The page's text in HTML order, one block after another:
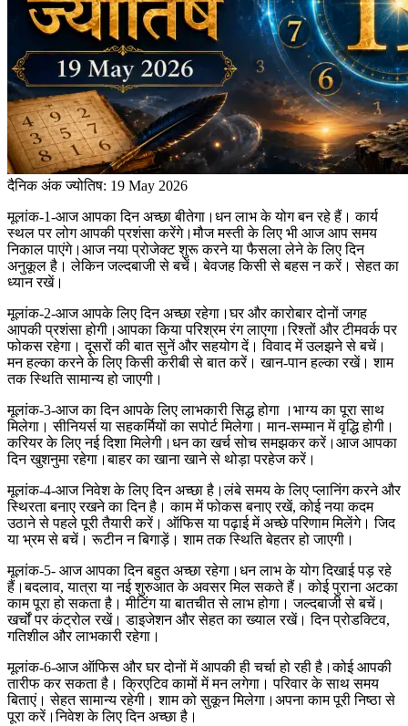
दैनिक अंक ज्योतिष: 19 May 2026
मूलांक-1-आज आपका दिन अच्छा बीतेगा।धन लाभ के योग बन रहे हैं। कार्य
स्थल पर लोग आपकी प्रशंसा करेंगे।मौज मस्ती के लिए भी आज आप समय
निकाल पाएंगे।आज नया प्रोजेक्ट शुरू करने या फैसला लेने के लिए दिन
अनुकूल है। लेकिन जल्दबाजी से बचें। बेवजह किसी से बहस न करें। सेहत का
ध्यान रखें।
मूलांक-2-आज आपके लिए दिन अच्छा रहेगा।घर और कारोबार दोनों जगह
आपकी प्रशंसा होगी।आपका किया परिश्रम रंग लाएगा।रिश्तों और टीमवर्क पर
फोकस रहेगा। दूसरों की बात सुनें और सहयोग दें। विवाद में उलझने से बचें।
मन हल्का करने के लिए किसी करीबी से बात करें। खान-पान हल्का रखें। शाम
तक स्थिति सामान्य हो जाएगी।
मूलांक-3-आज का दिन आपके लिए लाभकारी सिद्ध होगा ।भाग्य का पूरा साथ
मिलेगा। सीनियर्स या सहकर्मियों का सपोर्ट मिलेगा। मान-सम्मान में वृद्धि होगी।
करियर के लिए नई दिशा मिलेगी।धन का खर्च सोच समझकर करें।आज आपका
दिन खुशनुमा रहेगा।बाहर का खाना खाने से थोड़ा परहेज करें।
मूलांक-4-आज निवेश के लिए दिन अच्छा है।लंबे समय के लिए प्लानिंग करने और
स्थिरता बनाए रखने का दिन है। काम में फोकस बनाए रखें, कोई नया कदम
उठाने से पहले पूरी तैयारी करें। ऑफिस या पढ़ाई में अच्छे परिणाम मिलेंगे। जिद
या भ्रम से बचें। रूटीन न बिगाड़ें। शाम तक स्थिति बेहतर हो जाएगी।
मूलांक-5- आज आपका दिन बहुत अच्छा रहेगा।धन लाभ के योग दिखाई पड़ रहे
हैं।बदलाव, यात्रा या नई शुरुआत के अवसर मिल सकते हैं। कोई पुराना अटका
काम पूरा हो सकता है। मीटिंग या बातचीत से लाभ होगा। जल्दबाजी से बचें।
खर्चों पर कंट्रोल रखें। डाइजेशन और सेहत का ख्याल रखें। दिन प्रोडक्टिव,
गतिशील और लाभकारी रहेगा।
मूलांक-6-आज ऑफिस और घर दोनों में आपकी ही चर्चा हो रही है।कोई आपकी
तारीफ कर सकता है। क्रिएटिव कामों में मन लगेगा। परिवार के साथ समय
बिताएं। सेहत सामान्य रहेगी। शाम को सुकून मिलेगा।अपना काम पूरी निष्ठा से
पूरा करें।निवेश के लिए दिन अच्छा है।